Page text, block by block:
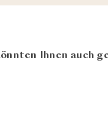
Ihnen auch